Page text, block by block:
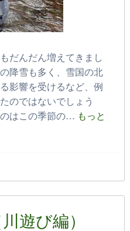
だんだん増えてきまし
降雪も多く、雪国の北
影響を受けるなど、例
のではないでしょう
はこの季節の… もっと
遊び編）